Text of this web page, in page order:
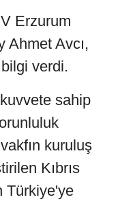
Erzurum
Ahmet Avcı,
verdi.
sahip
kuruluş
Kıbrıs
Türkiye'ye